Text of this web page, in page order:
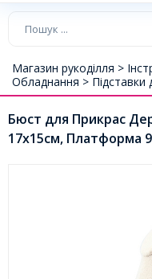
Магазин рукоділля >
Обладнання > Підставки
Бюст для Прикрас
17х15см, Платформа